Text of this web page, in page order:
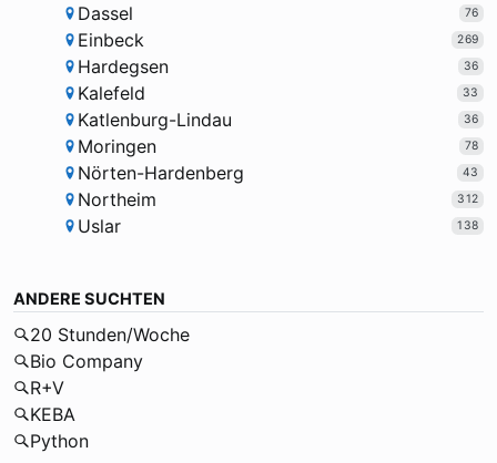
Dassel 76
Einbeck 269
Hardegsen 36
Kalefeld 33
Katlenburg-Lindau 36
Moringen 78
Nörten-Hardenberg 43
Northeim 312
Uslar 138
ANDERE SUCHTEN
20 Stunden/Woche
Bio Company
R+V
KEBA
Python